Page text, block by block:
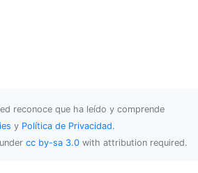
reconoce que ha leído y comprende
y Política de Privacidad.
cc by-sa 3.0 with attribution required.